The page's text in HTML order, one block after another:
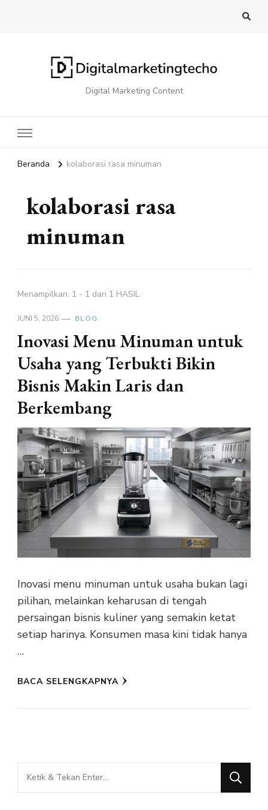
Digital Marketing Content
Beranda kolaborasi rasa minuman
kolaborasi rasa
minuman
Menampilkan: 1 - 1 dari 1 HASIL
JUNI 5, 2026 BLOG
Inovasi Menu Minuman untuk
Usaha yang Terbukti Bikin
Bisnis Makin Laris dan
Berkembang
Inovasi menu minuman untuk usaha bukan lagi
pilihan, melainkan keharusan di tengah
persaingan bisnis kuliner yang semakin ketat
setiap harinya. Konsumen masa kini tidak hanya
…
BACA SELENGKAPNYA
Mencari
Sesuatu?